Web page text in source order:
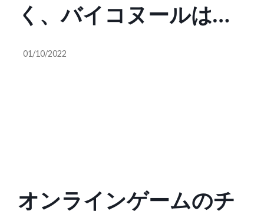
く、バイコヌールは落
ち着いている
01/10/2022
オンラインゲームのチ